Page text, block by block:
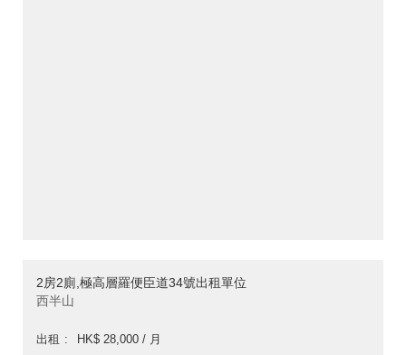
2房2廁,極高層羅便臣道34號出租單位
西半山
出租
HK$ 28,000 / 月